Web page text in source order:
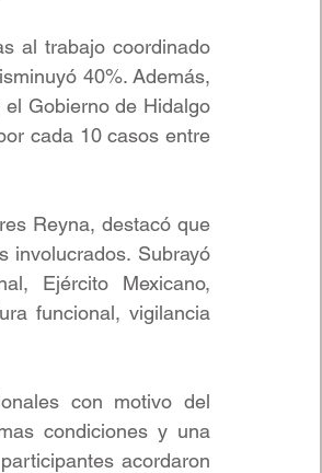
al trabajo coordinado
40%. Además,
Gobierno de Hidalgo
cada 10 casos entre
Reyna, destacó que
involucrados. Subrayó
Ejército Mexicano,
funcional, vigilancia
con motivo del
condiciones y una
acordaron